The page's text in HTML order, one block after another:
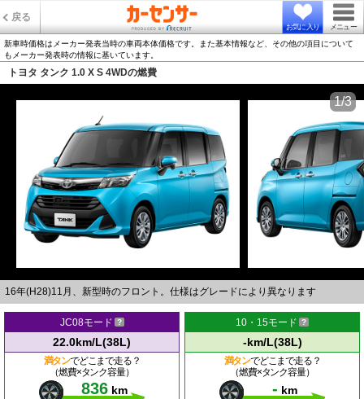
戻る
お気に入り メニュー
新車時価格はメーカー発表当時の車両本体価格です。また基本情報など、その他の項目について
もメーカー発表時の情報に基いています。
トヨタ タンク 1.0 X S 4WDの燃費
16年(H28)11月、新型時のフロント。仕様はグレードにより異なります
1/3
JC08モード
22.0km/L(38L)
満タンでどこまで走る？
（燃費×タンク容量）
836 km
10・15モード
-km/L(38L)
満タンでどこまで走る？
（燃費×タンク容量）
- km